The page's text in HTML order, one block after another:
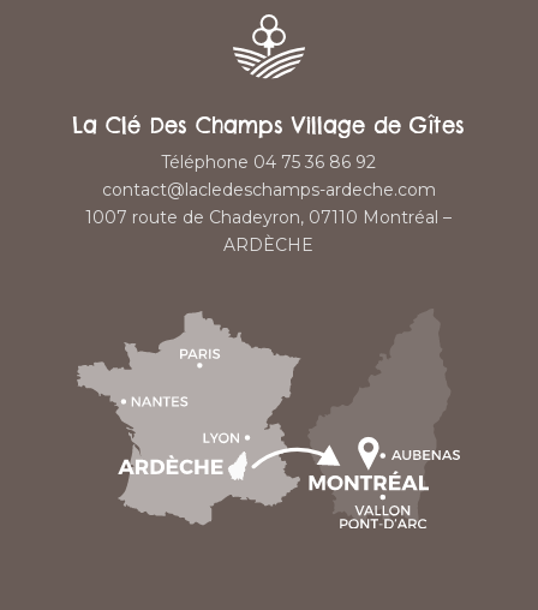
La Clé Des Champs Village de Gîtes
Téléphone 04 75 36 86 92
contact@lacledeschamps-ardeche.com
1007 route de Chadeyron, 07110 Montréal –
ARDÈCHE